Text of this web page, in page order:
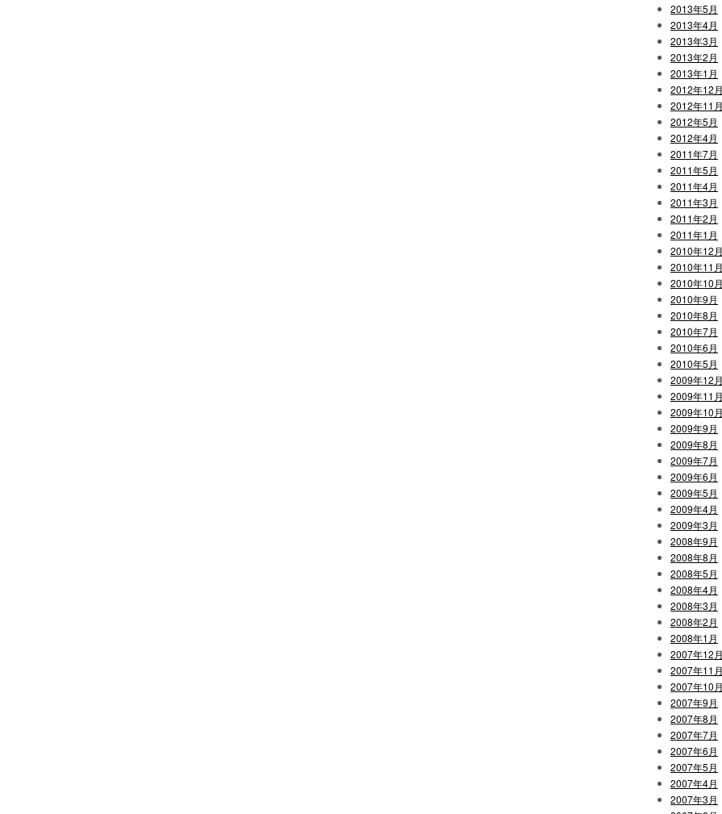
2013年5月
2013年4月
2013年3月
2013年2月
2013年1月
2012年12月
2012年11月
2012年5月
2012年4月
2011年7月
2011年5月
2011年4月
2011年3月
2011年2月
2011年1月
2010年12月
2010年11月
2010年10月
2010年9月
2010年8月
2010年7月
2010年6月
2010年5月
2009年12月
2009年11月
2009年10月
2009年9月
2009年8月
2009年7月
2009年6月
2009年5月
2009年4月
2009年3月
2008年9月
2008年8月
2008年5月
2008年4月
2008年3月
2008年2月
2008年1月
2007年12月
2007年11月
2007年10月
2007年9月
2007年8月
2007年7月
2007年6月
2007年5月
2007年4月
2007年3月